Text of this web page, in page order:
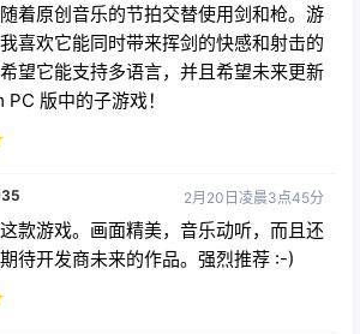
着原创音乐的节拍交替使用剑和枪。游
喜欢它能同时带来挥剑的快感和射击的
望它能支持多语言，并且希望未来更新
版中的子游戏！
2月20日凌晨3点45分
款游戏。画面精美，音乐动听，而且还
待开发商未来的作品。强烈推荐 :-)